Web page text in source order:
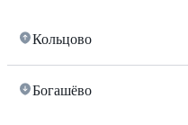
Кольцово
Богашёво